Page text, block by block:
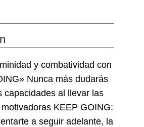
y combatividad con
Nunca más dudarás
capacidades al llevar las
KEEP GOING:
a seguir adelante, la